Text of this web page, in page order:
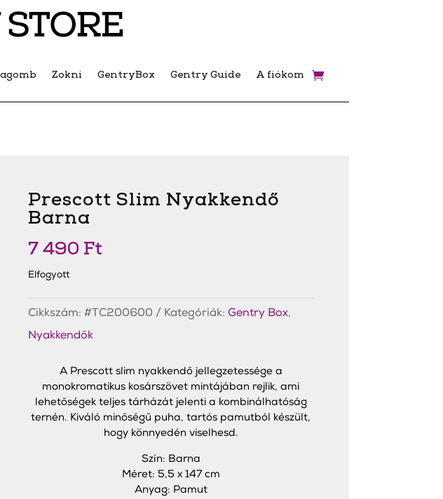
Zokni GentryBox Gentry Guide A fiókom
Prescott Slim Nyakkendő
Barna
7 490 Ft
Elfogyott
Cikkszám: #TC200600 Kategóriák: Gentry Box,
Nyakkendők
A Prescott slim nyakkendő jellegzetessége a
monokromatikus kosárszövet mintájában rejlik, ami
lehetőségek teljes tárházát jelenti a kombinálhatóság
ternén. Kiváló minőségű puha, tartós pamutból készült,
hogy könnyedén viselhesd.
Szín: Barna
Méret: 5,5 x 147 cm
Anyag: Pamut